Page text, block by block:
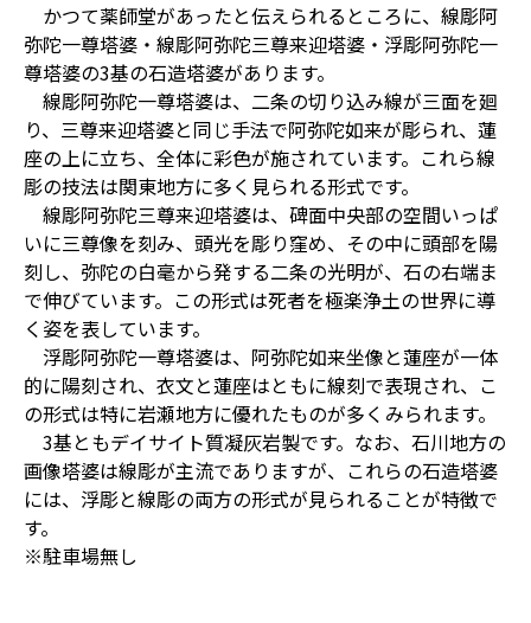
かつて薬師堂があったと伝えられるところに、線彫阿
弥陀一尊塔婆・線彫阿弥陀三尊来迎塔婆・浮彫阿弥陀一
尊塔婆の3基の石造塔婆があります。
線彫阿弥陀一尊塔婆は、二条の切り込み線が三面を廻
り、三尊来迎塔婆と同じ手法で阿弥陀如来が彫られ、蓮
座の上に立ち、全体に彩色が施されています。これら線
彫の技法は関東地方に多く見られる形式です。
線彫阿弥陀三尊来迎塔婆は、碑面中央部の空間いっぱ
いに三尊像を刻み、頭光を彫り窪め、その中に頭部を陽
刻し、弥陀の白毫から発する二条の光明が、石の右端ま
で伸びています。この形式は死者を極楽浄土の世界に導
く姿を表しています。
浮彫阿弥陀一尊塔婆は、阿弥陀如来坐像と蓮座が一体
的に陽刻され、衣文と蓮座はともに線刻で表現され、こ
の形式は特に岩瀬地方に優れたものが多くみられます。
3基ともデイサイト質凝灰岩製です。なお、石川地方の
画像塔婆は線彫が主流でありますが、これらの石造塔婆
には、浮彫と線彫の両方の形式が見られることが特徴で
す。
※駐車場無し